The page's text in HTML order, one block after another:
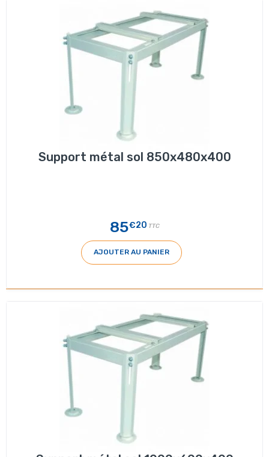
Support métal sol 850x480x400
85€20 TTC
AJOUTER AU PANIER